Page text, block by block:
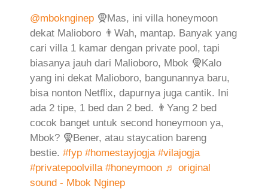
@mboknginep 🧕Mas, ini villa honeymoon
dekat Malioboro 👨Wah, mantap. Banyak yang
cari villa 1 kamar dengan private pool, tapi
biasanya jauh dari Malioboro, Mbok 🧕Kalo
yang ini dekat Malioboro, bangunannya baru,
bisa nonton Netflix, dapurnya juga cantik. Ini
ada 2 tipe, 1 bed dan 2 bed. 👨Yang 2 bed
cocok banget untuk second honeymoon ya,
Mbok? 🧕Bener, atau staycation bareng
bestie. #fyp #homestayjogja #vilajogja
#privatepoolvilla #honeymoon ♬ original
sound - Mbok Nginep